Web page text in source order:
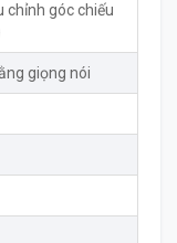
chỉnh góc chiếu
giọng nói